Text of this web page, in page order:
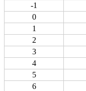
-1
0
1
2
3
4
5
6